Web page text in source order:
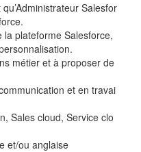
Salesfor
plateforme Salesforce,
métier et à proposer de
et en travai
Sales cloud, Service clo
et/ou anglaise